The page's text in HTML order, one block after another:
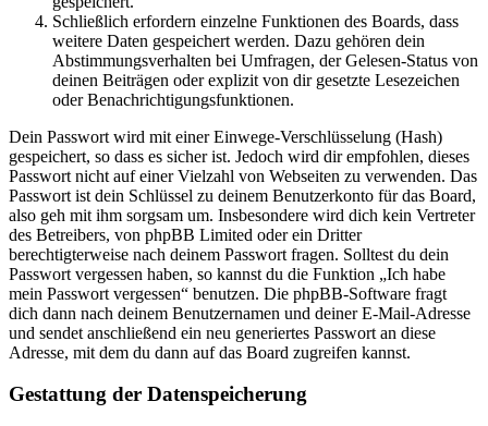
Schließlich erfordern einzelne Funktionen des Boards, dass
weitere Daten gespeichert werden. Dazu gehören dein
Abstimmungsverhalten bei Umfragen, der Gelesen-Status von
deinen Beiträgen oder explizit von dir gesetzte Lesezeichen
oder Benachrichtigungsfunktionen.
Dein Passwort wird mit einer Einwege-Verschlüsselung (Hash)
gespeichert, so dass es sicher ist. Jedoch wird dir empfohlen, dieses
Passwort nicht auf einer Vielzahl von Webseiten zu verwenden. Das
Passwort ist dein Schlüssel zu deinem Benutzerkonto für das Board,
also geh mit ihm sorgsam um. Insbesondere wird dich kein Vertreter
des Betreibers, von phpBB Limited oder ein Dritter
berechtigterweise nach deinem Passwort fragen. Solltest du dein
Passwort vergessen haben, so kannst du die Funktion „Ich habe
mein Passwort vergessen“ benutzen. Die phpBB-Software fragt
dich dann nach deinem Benutzernamen und deiner E-Mail-Adresse
und sendet anschließend ein neu generiertes Passwort an diese
Adresse, mit dem du dann auf das Board zugreifen kannst.
Gestattung der Datenspeicherung